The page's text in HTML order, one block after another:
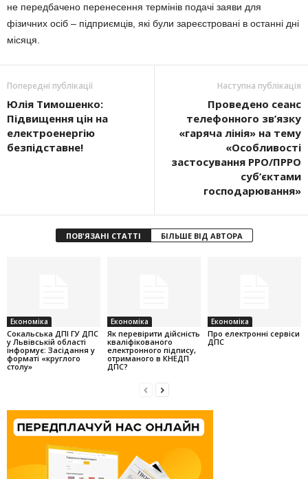
не передбачено перенесення термінів подачі заяви для
фізичних осіб – підприємців, які були зареєстровані в останні дні
місяця.
Попередні публікації
Юлія Тимошенко:
Підвищення цін на
електроенергію
безпідставне!
Наступна публікація
Проведено сеанс
телефонного зв’язку
«гаряча лінія» на тему
«Особливості
застосування РРО/ПРРО
суб’єктами
господарювання»
ПОВ'ЯЗАНІ СТАТТІ БІЛЬШЕ ВІД АВТОРА
Економіка
Cокальська ДПІ ГУ ДПС
у Львівській області
інформує: Засідання у
форматі «круглого
столу»
Економіка
Як перевірити дійсність
кваліфікованого
електронного підпису,
отриманого в КНЕДП
ДПС?
Економіка
Про електронні сервіси
ДПС